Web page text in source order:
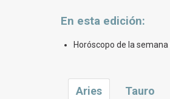
En esta edición:
Horóscopo de la
Aries Tauro